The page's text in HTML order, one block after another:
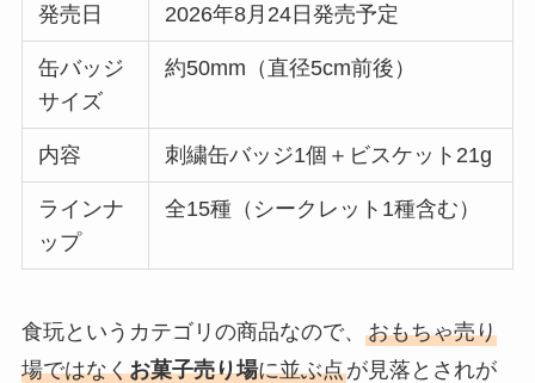
発売日 2026年8月24日発売予定
缶バッジ
サイズ
約50mm（直径5cm前後）
内容 刺繍缶バッジ1個＋ビスケット21g
ラインナ
ップ
全15種（シークレット1種含む）
食玩というカテゴリの商品なので、 おもちゃ売り
場ではなくお菓子売り場に並ぶ点が見落とされが